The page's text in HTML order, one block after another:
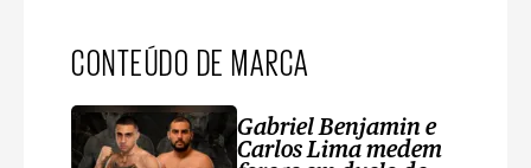
CONTEÚDO DE MARCA
Gabriel Benjamin e
Carlos Lima medem